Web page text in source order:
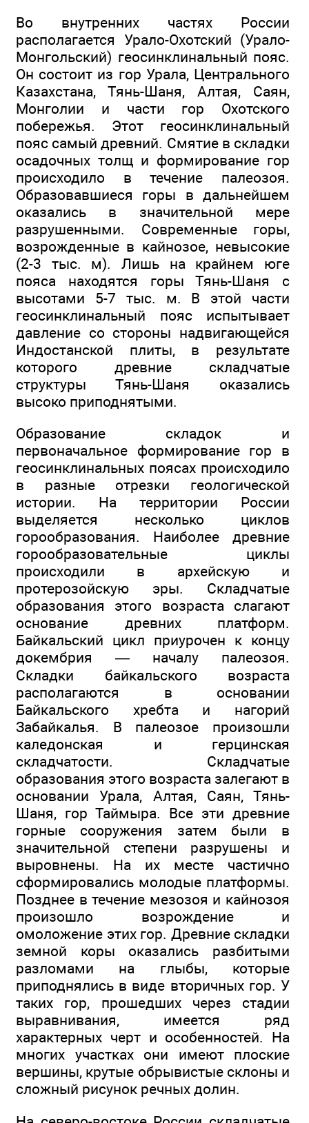
Во внутренних частях России
располагается Урало-Охотский (Урало-
Монгольский) геосинклинальный пояс.
Он состоит из гор Урала, Центрального
Казахстана, Тянь-Шаня, Алтая, Саян,
Монголии и части гор Охотского
побережья. Этот геосинклинальный
пояс самый древний. Смятие в складки
осадочных толщ и формирование гор
происходило в течение палеозоя.
Образовавшиеся горы в дальнейшем
оказались в значительной мере
разрушенными. Современные горы,
возрожденные в кайнозое, невысокие
(2-3 тыс. м). Лишь на крайнем юге
пояса находятся горы Тянь-Шаня с
высотами 5-7 тыс. м. В этой части
геосинклинальный пояс испытывает
давление со стороны надвигающейся
Индостанской плиты, в результате
которого древние складчатые
структуры Тянь-Шаня оказались
высоко приподнятыми.
Образование складок и
первоначальное формирование гор в
геосинклинальных поясах происходило
в разные отрезки геологической
истории. На территории России
выделяется несколько циклов
горообразования. Наиболее древние
горообразовательные циклы
происходили в архейскую и
протерозойскую эры. Складчатые
образования этого возраста слагают
основание древних платформ.
Байкальский цикл приурочен к концу
докембрия — началу палеозоя.
Складки байкальского возраста
располагаются в основании
Байкальского хребта и нагорий
Забайкалья. В палеозое произошли
каледонская и герцинская
складчатости. Складчатые
образования этого возраста залегают в
основании Урала, Алтая, Саян, Тянь-
Шаня, гор Таймыра. Все эти древние
горные сооружения затем были в
значительной степени разрушены и
выровнены. На их месте частично
сформировались молодые платформы.
Позднее в течение мезозоя и кайнозоя
произошло возрождение и
омоложение этих гор. Древние складки
земной коры оказались разбитыми
разломами на глыбы, которые
приподнялись в виде вторичных гор. У
таких гор, прошедших через стадии
выравнивания, имеется ряд
характерных черт и особенностей. На
многих участках они имеют плоские
вершины, крутые обрывистые склоны и
сложный рисунок речных долин.